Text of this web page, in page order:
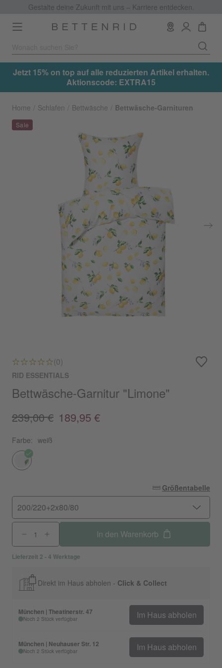
Gestalte deine Zukunft mit uns – Karriere entdecken.
Toggle
navigation
Jetzt 15% on top auf alle reduzierten Artikel erhalten.
Aktionscode: EXTRA15
Home Schlafen Bettwäsche Bettwäsche-Garnituren
(0)
RID ESSENTIALS
Bettwäsche-Garnitur "Limone"
239,00 € 189,95 €
Farbe: weiß
Größentabelle
200/220+2x80/80
In den Warenkorb
Lieferzeit 2 - 4 Werktage
Direkt im Haus abholen - Click & Collect
München | Theatinerstr. 47
Noch 2 Stück verfügbar Im Haus abholen
München | Neuhauser Str. 12
Noch 2 Stück verfügbar Im Haus abholen